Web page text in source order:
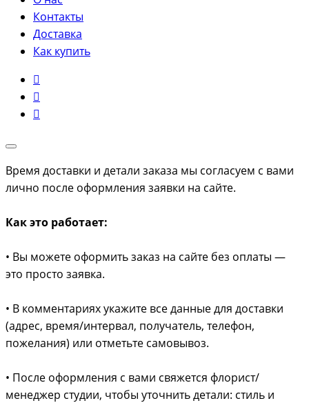
Контакты
Доставка
Как купить
Время доставки и детали заказа мы согласуем с вами
лично после оформления заявки на сайте.
Как это работает:
• Вы можете оформить заказ на сайте без оплаты —
это просто заявка.
• В комментариях укажите все данные для доставки
(адрес, время/интервал, получатель, телефон,
пожелания) или отметьте самовывоз.
• После оформления с вами свяжется флорист/
менеджер студии, чтобы уточнить детали: стиль и